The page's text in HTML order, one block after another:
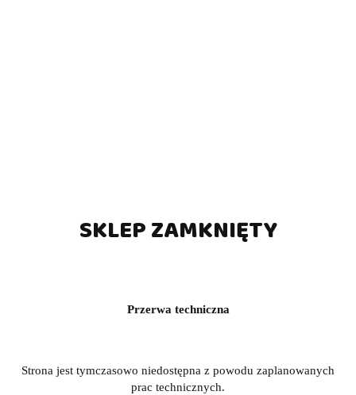
SKLEP ZAMKNIĘTY
Przerwa techniczna
Strona jest tymczasowo niedostępna z powodu zaplanowanych
prac technicznych.